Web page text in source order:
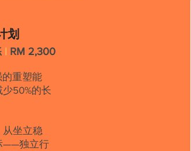
划
RM 2,300
的重塑能
50%的长
从坐立稳
——独立行